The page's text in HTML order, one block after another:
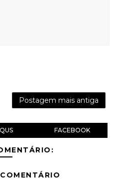
Postagem mais antiga
FACEBOOK